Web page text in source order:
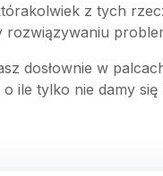
z tych
rozwiązywaniu
dosłownie w
ile tylko nie damy się